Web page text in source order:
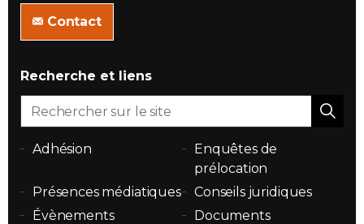
Contact
Recherche et liens
Adhésion
Enquêtes de
prélocation
Présences médiatiques
Conseils juridiques
Évènements
Documents